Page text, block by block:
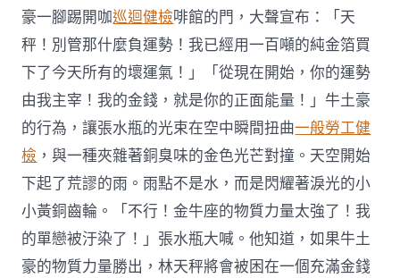
豪一腳踢開咖巡迴健檢啡館的門，大聲宣布：「天
秤！別管那什麼負運勢！我已經用一百噸的純金箔買
下了今天所有的壞運氣！」「從現在開始，你的運勢
由我主宰！我的金錢，就是你的正面能量！」牛土豪
的行為，讓張水瓶的光束在空中瞬間扭曲一般勞工健
檢 ，與一種夾雜著銅臭味的金色光芒對撞。天空開始
下起了荒謬的雨。雨點不是水，而是閃耀著淚光的小
小黃銅齒輪。「不行！金牛座的物質力量太強了！我
的單戀被汙染了！」張水瓶大喊。他知道，如果牛土
豪的物質力量勝出，林天秤將會被困在一個充滿金錢